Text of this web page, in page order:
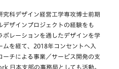
科デザイン経営工学専攻博士前期
ザインプロジェクトの経験をも
レーションを通したデザインを学
ムを経て、2018年コンセントへ入
チによる事業／サービス開発の支
日本支部の事務局としても活動。